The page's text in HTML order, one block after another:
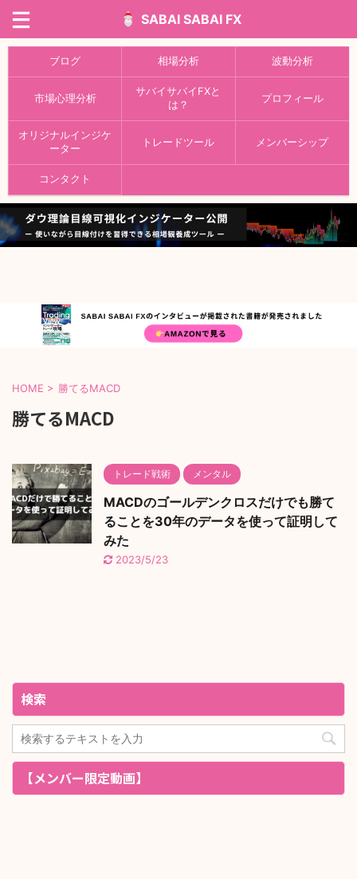
SABAI SABAI FX
ブログ 相場分析 波動分析
市場心理分析
サバイサバイFXと
は？
プロフィール
オリジナルインジケ
ーター
トレードツール メンバーシップ
コンタクト
HOME > 勝てるMACD
勝てるMACD
トレード戦術 メンタル
MACDのゴールデンクロスだけでも勝て
ることを30年のデータを使って証明して
みた
2023/5/23
検索
【メンバー限定動画】